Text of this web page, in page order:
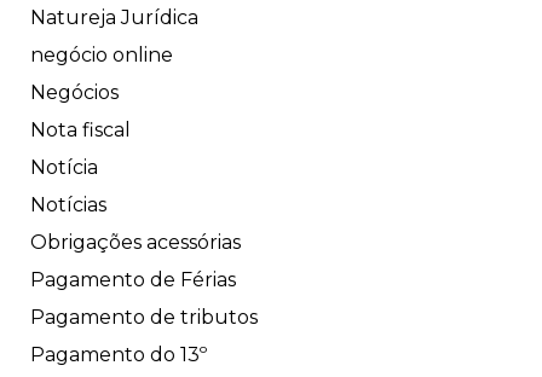
Natureja Jurídica
negócio online
Negócios
Nota fiscal
Notícia
Notícias
Obrigações acessórias
Pagamento de Férias
Pagamento de tributos
Pagamento do 13º